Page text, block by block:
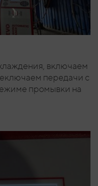
включаем
передачи с
промывки на